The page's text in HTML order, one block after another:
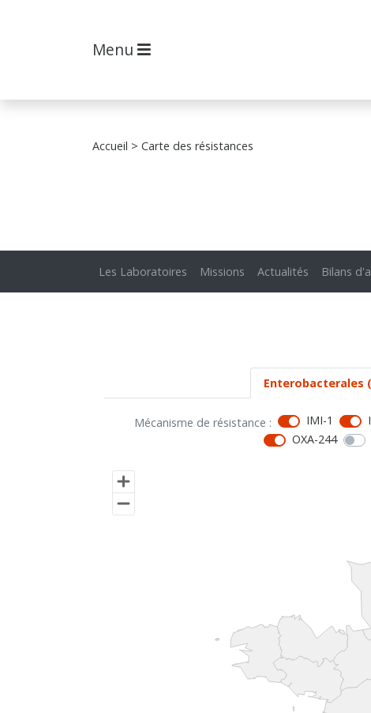
Menu
Accueil > Carte des résistances
Les Laboratoires Missions Actualités Bilans
Enterobacterales
Mécanisme de résistance : IMI-1
OXA-244